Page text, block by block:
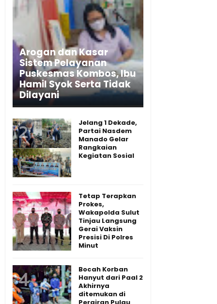
Arogan dan Kasar
Sistem Pelayanan
Puskesmas Kombos, Ibu
Hamil Syok Serta Tidak
Dilayani
Jelang 1 Dekade,
Partai Nasdem
Manado Gelar
Rangkaian
Kegiatan Sosial
Tetap Terapkan
Prokes,
Wakapolda Sulut
Tinjau Langsung
Gerai Vaksin
Presisi Di Polres
Minut
Bocah Korban
Hanyut dari Paal 2
Akhirnya
ditemukan di